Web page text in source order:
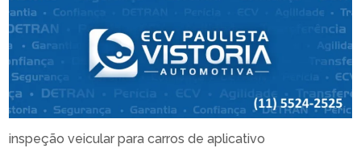
inspeção veicular para carros de aplicativo